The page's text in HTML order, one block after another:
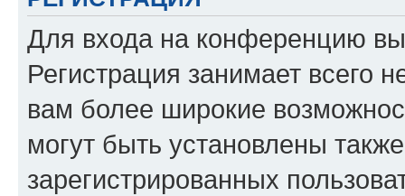
Для входа на конференцию
Регистрация занимает всего
вам более широкие
могут быть установлены
зарегистрированных